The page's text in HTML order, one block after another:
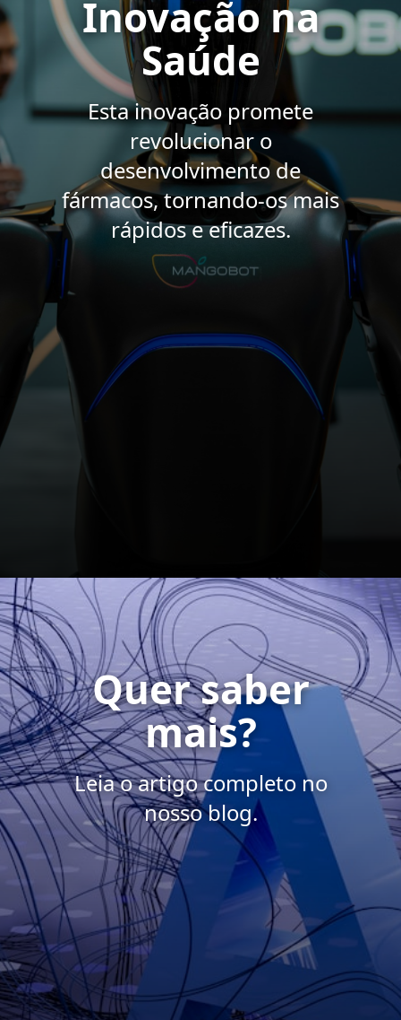
Inovação na
Saúde
Esta inovação promete
revolucionar o
desenvolvimento de
fármacos, tornando-os mais
rápidos e eficazes.
Quer saber
mais?
Leia o artigo completo no
nosso blog.